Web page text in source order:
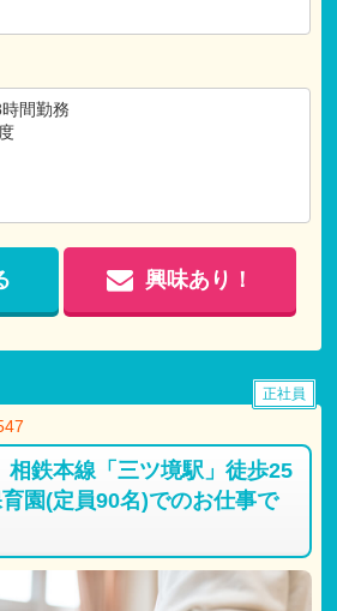
まで）
まで）
以上）
間勤務
興味あり！
相鉄本線「三ツ境駅」徒歩25
園(定員90名)でのお仕事で
正社員